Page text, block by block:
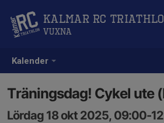
Kalender
Kalmar RC
Vuxna
Träningsdag! Cykel ute
Lördag 18 okt 2025, 09:00-